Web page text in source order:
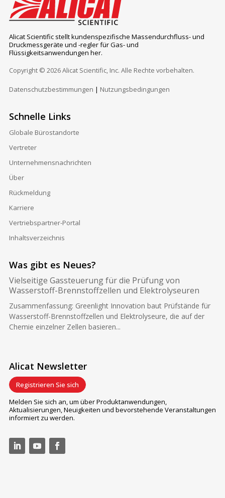
Alicat Scientific stellt kundenspezifische Massendurchfluss- und
Druckmessgeräte und -regler für Gas- und
Flüssigkeitsanwendungen her.
Copyright © 2026 Alicat Scientific, Inc. Alle Rechte vorbehalten.
Datenschutzbestimmungen | Nutzungsbedingungen
Schnelle Links
Globale Bürostandorte
Vertreter
Unternehmensnachrichten
Über
Rückmeldung
Karriere
Vertriebspartner-Portal
Inhaltsverzeichnis
Was gibt es Neues?
Vielseitige Gassteuerung für die Prüfung von
Wasserstoff-Brennstoffzellen und Elektrolyseuren
Zusammenfassung: Greenlight Innovation baut Prüfstände für
Wasserstoff-Brennstoffzellen und Elektrolyseure, die auf der
Chemie einzelner Zellen basieren...
Alicat Newsletter
Registrieren Sie sich
Melden Sie sich an, um über Produktanwendungen,
Aktualisierungen, Neuigkeiten und bevorstehende Veranstaltungen
informiert zu werden.